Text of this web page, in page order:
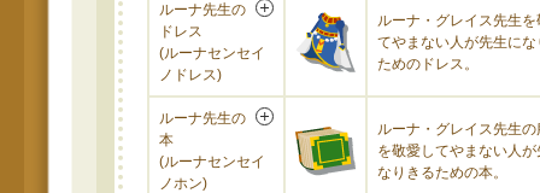
ルーナ先生の
ドレス
(ルーナセンセイ
ノドレス)
ルーナ・グレイス先生を
てやまない人が先生にな
ためのドレス。
ルーナ先生の
本
(ルーナセンセイ
ノホン)
ルーナ・グレイス先生の
を敬愛してやまない人が
なりきるための本。